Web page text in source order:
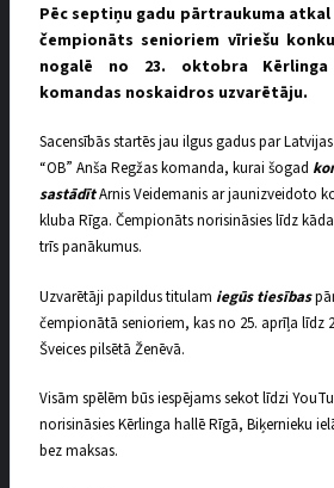
Pēc septiņu gadu pārtraukuma
čempionāts senioriem vīriešu
nogalē no 23. oktobra
komandas noskaidros uzvarētāju.
Sacensībās startēs jau ilgus gadus par
“OB” Anša Regžas komanda, kurai šogad
sastādītArnis Veidemanis ar jaunizveidoto
kluba Rīga. Čempionāts norisināsies līdz
trīs panākumus.
Uzvarētāji papildus titulam iegūs tiesības
čempionātā senioriem, kas no 25. aprīļa līdz
Šveices pilsētā Ženēvā.
Visām spēlēm būs iespējams sekot līdzi
norisināsies Kērlinga hallē Rīgā, Biķernieku
bez maksas.